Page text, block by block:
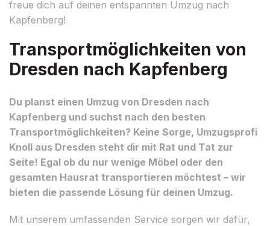
freue dich auf deinen entspannten Umzug nach
Kapfenberg!
Transportmöglichkeiten von
Dresden nach Kapfenberg
Du planst einen Umzug von Dresden nach
Kapfenberg und suchst nach den besten
Transportmöglichkeiten? Keine Sorge, Umzugsprofi
Knoll aus Dresden steht dir mit Rat und Tat zur
Seite! Egal ob du nur wenige Möbel oder den
gesamten Hausrat transportieren möchtest – wir
bieten die passende Lösung für deinen Umzug.
Mit unserem umfassenden Service sorgen wir dafür,